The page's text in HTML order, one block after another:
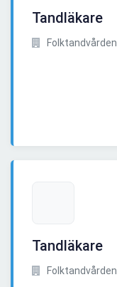
Tandläkare
Tandläkare